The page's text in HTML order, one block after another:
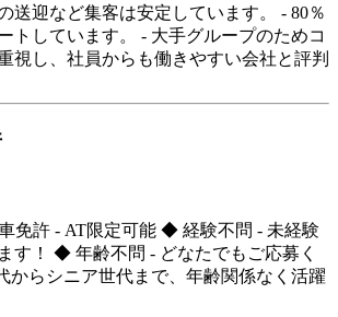
送迎など集客は安定しています。 - 80％
トしています。 - 大手グループのためコ
視し、社員からも働きやすい会社と評判
免許 - AT限定可能 ◆ 経験不問 - 未経験
す！ ◆ 年齢不問 - どなたでもご応募く
からシニア世代まで、年齢関係なく活躍